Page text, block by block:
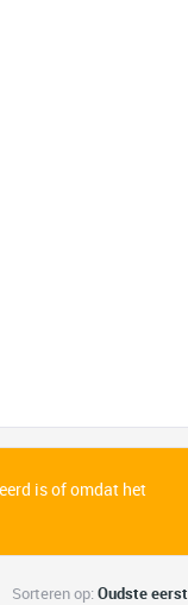
is of omdat het
Sorteren op:Oudste eerst